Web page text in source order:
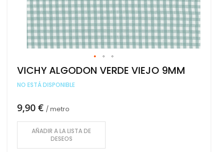
Saltar
al
comienzo
galería
imágenes
VICHY ALGODON VERDE VIEJO 9MM
NO ESTÁ DISPONIBLE
9,90 € / metro
AÑADIR A LA LISTA DE
DESEOS